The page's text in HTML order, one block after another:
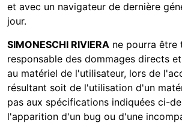
et avec un navigateur de dernière
jour.
SIMONESCHI RIVIERA ne pourra être
responsable des dommages directs
au matériel de l'utilisateur, lors de
résultant soit de l'utilisation d'un
pas aux spécifications indiquées ci-
l'apparition d'un bug ou d'une